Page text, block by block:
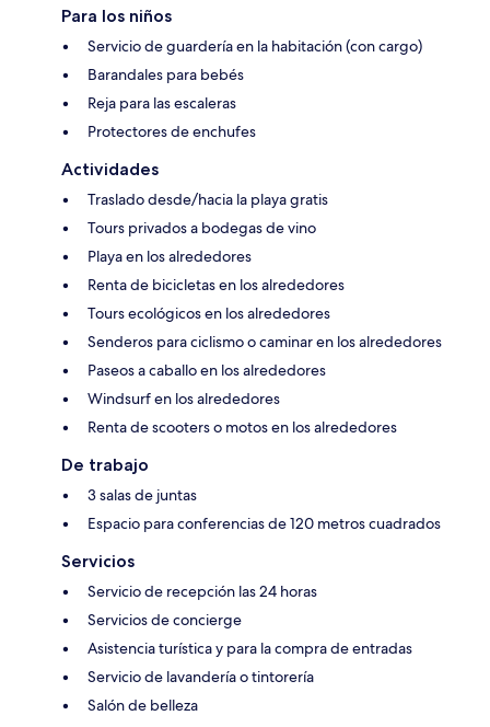
Para los niños
Servicio de guardería en la habitación (con cargo)
Barandales para bebés
Reja para las escaleras
Protectores de enchufes
Actividades
Traslado desde/hacia la playa gratis
Tours privados a bodegas de vino
Playa en los alrededores
Renta de bicicletas en los alrededores
Tours ecológicos en los alrededores
Senderos para ciclismo o caminar en los alrededores
Paseos a caballo en los alrededores
Windsurf en los alrededores
Renta de scooters o motos en los alrededores
De trabajo
3 salas de juntas
Espacio para conferencias de 120 metros cuadrados
Servicios
Servicio de recepción las 24 horas
Servicios de concierge
Asistencia turística y para la compra de entradas
Servicio de lavandería o tintorería
Salón de belleza